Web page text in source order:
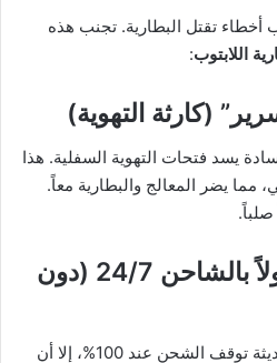
أخطاء تقتل البطارية. تجنب هذه
اللابتوب:
يسد فتحات التهوية السفلية. هذا
مما يضر المعالج والبطارية معاً.
2. ترك الجهاز موصولاً بالشاحن 24/7 (دون
على الرغم من أن الأجهزة الحديثة توقف الشحن عند 100%، إلا أن